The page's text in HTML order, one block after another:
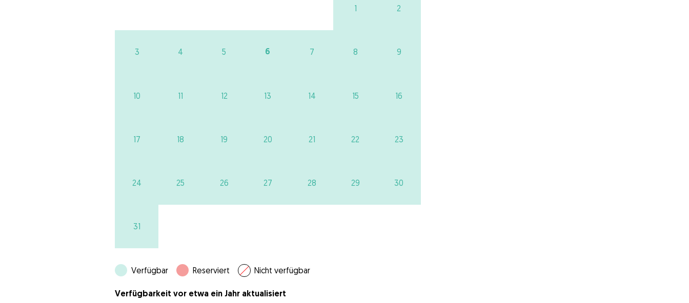
1 2
3 4 5 6 7 8 9
10 11 12 13 14 15 16
17 18 19 20 21 22 23
24 25 26 27 28 29 30
31
Verfügbar Reserviert Nicht verfügbar
Verfügbarkeit vor etwa ein Jahr aktualisiert